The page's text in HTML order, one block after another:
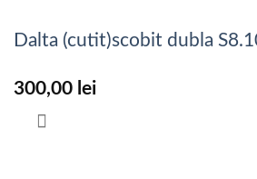
Dalta (cutit)scobit dubla
300,00 lei